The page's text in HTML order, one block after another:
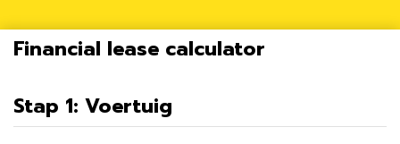
Financial lease calculator
Stap 1: Voertuig